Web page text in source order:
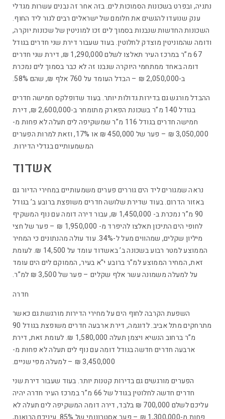
נתניה, ובפרט בשכונות הסמוכות לים. בזה אחר זה נבנים עשרות מגדלי
ענק שנועדו להגשים את חלומם של ישראלים רבים לגור ליד החוף.
השכונות החדשות שנבנות בסמוך לים זכו למוניטין של שכונות יוקרה,
ודומה שהמוניטין מוצדק לחלוטין. בעוד שעבור דירת שני חדרים בגודל
67 מ”ר במרכז העיר תאלצו לשלם 1,290,000 ₪, דירת שני חדרים
דומה באחד ממתחמי היוקרה שנבנו זה לא כבר בסמוך לים נמכרת
ב-2,050,000 ₪ – הבדל העומד על 760 אלף ₪, שהם 58%.
ההבדל מורגש גם בדירות גדולות יותר. בעוד שדופלקס חמישה חדרים
בגודל 140 מ”ר בשכונת הפארק מתומחר ב-2,600,000 ₪, דירת
חמישה חדרים בגודל 116 מ”ר שמשקיפה לים תעלה לא פחות מ-
3,050,000 ₪ – פער של 450,000 ₪ או 17%, וזאת למרות הפערים
המשמעותיים בגדלי הדירות.
אשדוד
נראה שמגורים ליד הים גוררים פערים משמעותיים במחירי הדיור גם
באזור הדרום. בעוד שדירת שלושה חדרים משופצת ברובע ב’ בגודל
90 מ”ר נמכרת ב- 1,450,000 ₪, עבור דירה דומה עם נוף המשקיף
לחופי הים התיכון תאלצו להיפרד מ- 1,950,000 ₪ – פער של חצי
מיליון שקלים, שמהווים מעל ל-34%. עוד עולה מהנתונים כי המחיר
הממוצע למטר רבוע בשכונה ב’ באשדוד עומד על 14,500 ₪. לעומת
זאת, המחיר הממוצע למ”ר ברובע י”א בעיר, הממוקם לים הים עומד
על למעלה משמונה עשר אלף שקלים – פער של 3,500 ₪ למ”ר.
חדרה
השפעת הקרבה לחוף הים על מחירי הדירות מורגשת גם כאשר
מתרחקים מתל אביב. לדוגמה, דירת ארבעה חדרים משופצת בגודל 90
מ”ר ברחוב הנשיא ויצמן תעלה 1,580,000 ₪. לעומת זאת, דירת
ארבעה חדרים חדשה בגודל דומה עם נוף לים תעלה לא פחות מ-
3,450,000 ₪ – למעלה מפי שניים.
הפערים מורגשים גם בדירות קטנות יותר. בעוד שעבור דירת שני
חדרים חדשה לחלוטין בגודל של 66 מ”ר במרכז העיר חדרה יהיה
עליכם לשלם 700,000 ₪ בלבד, דירה דומה המשקיפה לים תעלה לא